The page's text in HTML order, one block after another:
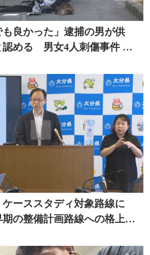
も良かった」逮捕の男が供
める 男女4人刺傷事件 被
大分
ーススタディ対象路線に
の整備計画路線への格上げ